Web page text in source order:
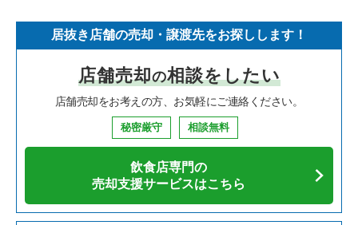
寿司の居抜き売却物件の案件一覧
焼肉の居抜き売却物件の案件一覧
鉄板焼き・お好み焼の居抜き売却物件の案件一覧
カフェの居抜き売却物件の案件一覧
テイクアウトの居抜き売却物件の案件一覧
神奈川県の飲食店の居抜き売却物件の案件一覧
大阪府の飲食店の居抜き売却物件の案件一覧
兵庫県の飲食店の居抜き売却物件の案件一覧
愛知県の飲食店の居抜き売却物件の案件一覧
岐阜県の飲食店の居抜き売却物件の案件一覧
立川市の飲食店の居抜き売却物件の案件一覧
町田市の飲食店の居抜き売却物件の案件一覧
東村山市の飲食店の居抜き売却物件の案件一覧
小金井市の飲食店の居抜き売却物件の案件一覧
府中市の飲食店の居抜き売却物件の案件一覧
東京都下のイタリア料理の居抜き売却物件の案件一覧
東京都下の中華の居抜き売却物件の案件一覧
東京都下のそば・うどんの居抜き売却物件の案件一覧
東京都下の焼肉の居抜き売却物件の案件一覧
東京都下の鉄板焼き・お好み焼の居抜き売却物件の案件一覧
八王子市の中華の居抜き売却物件の案件一覧
八王子市のそば・うどんの居抜き売却物件の案件一覧
八王子市の寿司の居抜き売却物件の案件一覧
八王子市の鉄板焼き・お好み焼の居抜き売却物件の案件一覧
八王子市のカフェの居抜き売却物件の案件一覧
居抜き店舗の売却・譲渡先をお探しします！
店舗売却の相談をしたい
店舗売却をお考えの方、お気軽にご連絡ください。
秘密厳守 相談無料
飲食店専門の
売却支援サービスはこちら